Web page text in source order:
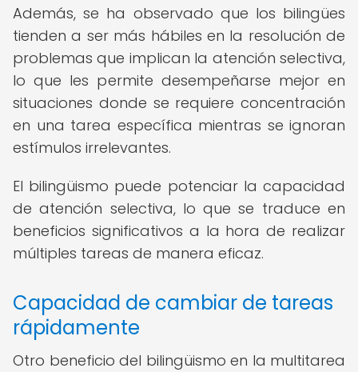
Además, se ha observado que los bilingües
tienden a ser más hábiles en la resolución de
problemas que implican la atención selectiva,
lo que les permite desempeñarse mejor en
situaciones donde se requiere concentración
en una tarea específica mientras se ignoran
estímulos irrelevantes.
El bilingüismo puede potenciar la capacidad
de atención selectiva, lo que se traduce en
beneficios significativos a la hora de realizar
múltiples tareas de manera eficaz.
Capacidad de cambiar de tareas
rápidamente
Otro beneficio del bilingüismo en la multitarea